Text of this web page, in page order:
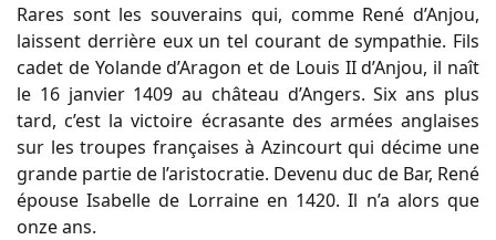
Rares sont les souverains qui, comme René d’Anjou,
laissent derrière eux un tel courant de sympathie. Fils
cadet de Yolande d’Aragon et de Louis II d’Anjou, il naît
le 16 janvier 1409 au château d’Angers. Six ans plus
tard, c’est la victoire écrasante des armées anglaises
sur les troupes françaises à Azincourt qui décime une
grande partie de l’aristocratie. Devenu duc de Bar, René
épouse Isabelle de Lorraine en 1420. Il n’a alors que
onze ans.